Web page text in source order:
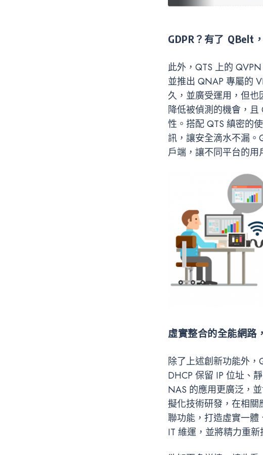
GDPR ？有了 QBelt
此外，QTS 上的
並推出 QNAP 專屬的
久，並廣受運用，但
降低被偵測的機會，
性。搭配 QTS 縝密的
訊，讓安全滴水不漏
戶端，讓不同平台的用
虛實整合的全能網路
除了上述創新功能外，
DHCP 保留 IP 位址、
NAS 的應用更廣泛，
擬化技術研發，在相關
聯功能，打造虛實一
IT 維運，並將精力重